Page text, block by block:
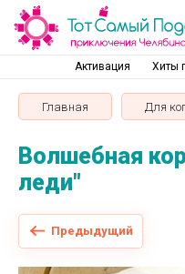
Активация Хиты
Главная Для
Волшебная
леди"
Предыдущий